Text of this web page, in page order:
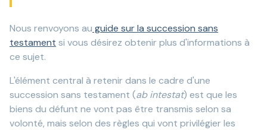
Nous renvoyons au guide sur la succession sans
testament si vous désirez obtenir plus d'informations à
ce sujet.
L'élément central à retenir dans le cadre d'une
succession sans testament (ab intestat) est que les
biens du défunt ne vont pas être transmis selon sa
volonté, mais selon des règles qui vont privilégier les